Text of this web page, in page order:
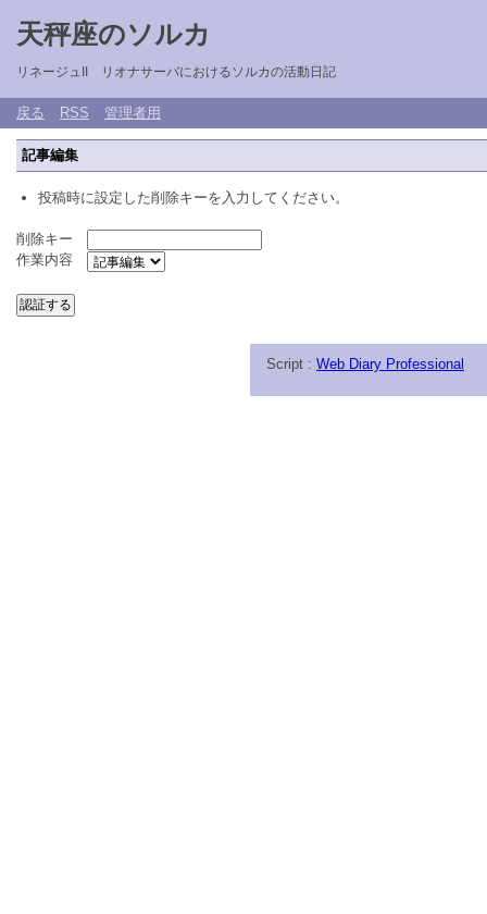
天秤座のソルカ
リネージュII リオナサーバにおけるソルカの活動日記
戻る RSS 管理者用
記事編集
投稿時に設定した削除キーを入力してください。
削除キー
作業内容
Script : Web Diary Professional